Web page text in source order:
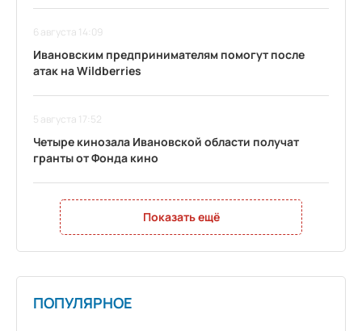
6 августа 14:09
Ивановским предпринимателям помогут после
атак на Wildberries
5 августа 17:52
Четыре кинозала Ивановской области получат
гранты от Фонда кино
Показать ещё
ПОПУЛЯРНОЕ